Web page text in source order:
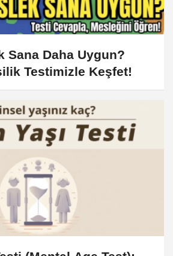
Sana Daha Uygun?
Testimizle Keşfet!